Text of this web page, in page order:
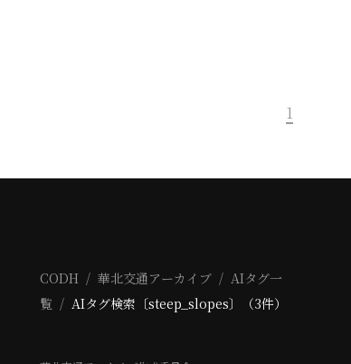
1
CODH 華北交通アーカイブ
AIタグ一
覧
AIタグ検索〔steep_slopes〕（3件）